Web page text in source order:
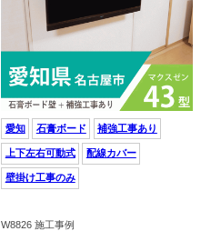
愛知 石膏ボード 補強工事あり
上下左右可動式 配線カバー
壁掛け工事のみ
W8826 施工事例